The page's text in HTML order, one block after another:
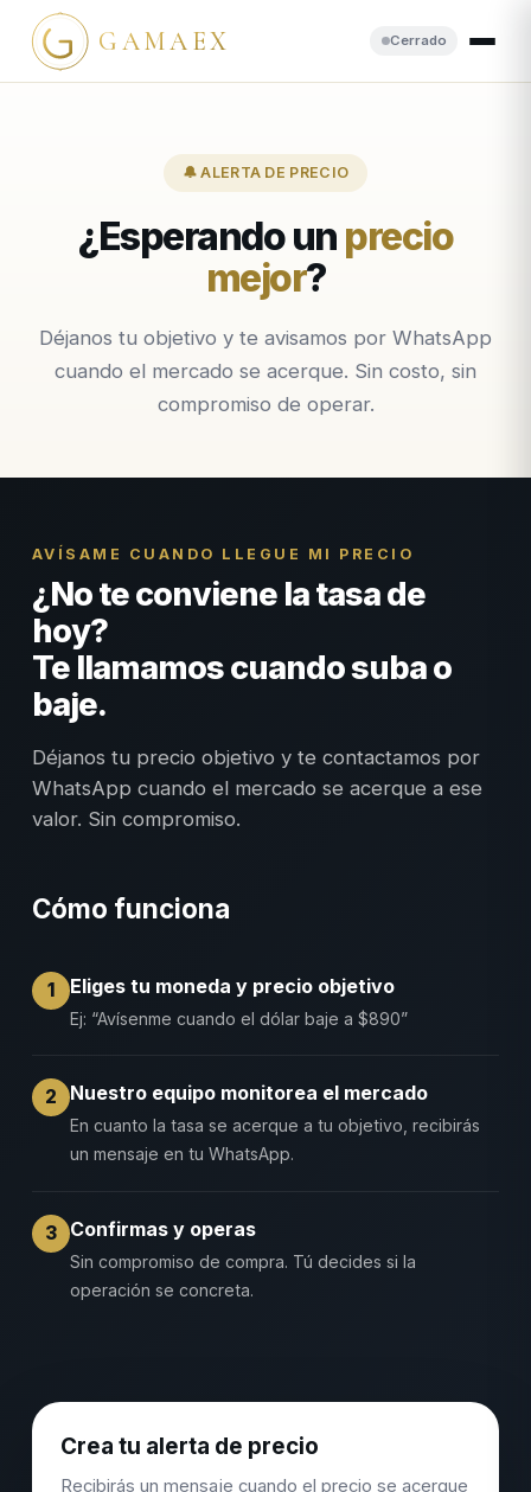
GAMAEX Cerrado
🔔 ALERTA DE PRECIO
¿Esperando un precio
mejor?
Déjanos tu objetivo y te avisamos por WhatsApp
cuando el mercado se acerque. Sin costo, sin
compromiso de operar.
AVÍSAME CUANDO LLEGUE MI PRECIO
¿No te conviene la tasa de
hoy?
Te llamamos cuando suba o
baje.
Déjanos tu precio objetivo y te contactamos por
WhatsApp cuando el mercado se acerque a ese
valor. Sin compromiso.
Cómo funciona
1 Eliges tu moneda y precio objetivo
Ej: “Avísenme cuando el dólar baje a $890”
2 Nuestro equipo monitorea el mercado
En cuanto la tasa se acerque a tu objetivo, recibirás
un mensaje en tu WhatsApp.
3 Confirmas y operas
Sin compromiso de compra. Tú decides si la
operación se concreta.
Crea tu alerta de precio
Recibirás un mensaje cuando el precio se acerque